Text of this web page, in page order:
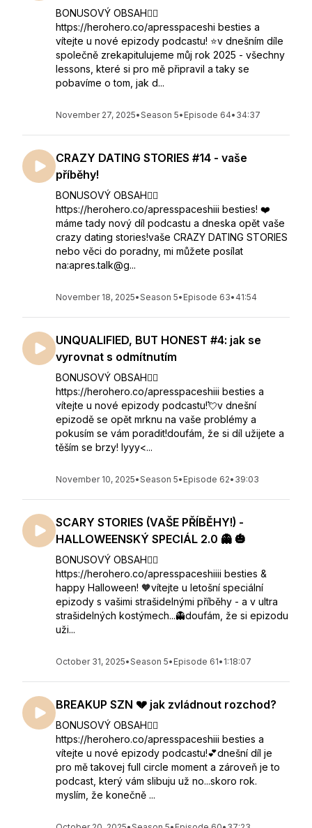
BONUSOVÝ OBSAH👇🏻
https://herohero.co/apresspaceshi besties a
vítejte u nové epizody podcastu! ⭐️v dnešním díle
společně zrekapitulujeme můj rok 2025 - všechny
lessons, které si pro mě připravil a taky se
pobavíme o tom, jak d...
November 27, 2025•Season 5• Episode 64• 34:37
CRAZY DATING STORIES #14 - vaše
příběhy!
BONUSOVÝ OBSAH👇🏻
https://herohero.co/apresspaceshiii besties! ❤️
máme tady nový díl podcastu a dneska opět vaše
crazy dating stories!vaše CRAZY DATING STORIES
nebo věci do poradny, mi můžete posílat
na:apres.talk@g...
November 18, 2025•Season 5• Episode 63• 41:54
UNQUALIFIED, BUT HONEST #4: jak se
vyrovnat s odmítnutím
BONUSOVÝ OBSAH👇🏻
https://herohero.co/apresspaceshiii besties a
vítejte u nové epizody podcastu!💘v dnešní
epizodě se opět mrknu na vaše problémy a
pokusím se vám poradit!doufám, že si díl užijete a
těším se brzy! lyyy<...
November 10, 2025•Season 5• Episode 62• 39:03
SCARY STORIES (VAŠE PŘÍBĚHY!) -
HALLOWEENSKÝ SPECIÁL 2.0 👻 🎃
BONUSOVÝ OBSAH👇🏻
https://herohero.co/apresspaceshiiii besties &
happy Halloween! 🧡vítejte u letošní speciální
epizody s vašimi strašidelnými příběhy - a v ultra
strašidelných kostýmech...👻doufám, že si epizodu
uži...
October 31, 2025•Season 5• Episode 61• 1:18:07
BREAKUP SZN 💔 jak zvládnout rozchod?
BONUSOVÝ OBSAH👇🏻
https://herohero.co/apresspaceshiii besties a
vítejte u nové epizody podcastu!💕dnešní díl je
pro mě takovej full circle moment a zároveň je to
podcast, který vám slibuju už no...skoro rok.
myslím, že konečně ...